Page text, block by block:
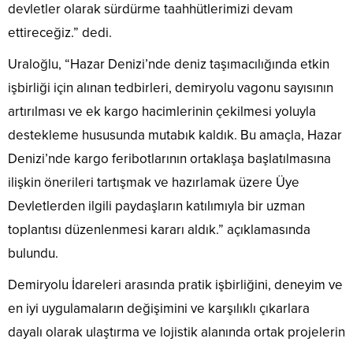
devletler olarak sürdürme taahhütlerimizi devam
ettireceğiz.” dedi.
Uraloğlu, “Hazar Denizi’nde deniz taşımacılığında etkin
işbirliği için alınan tedbirleri, demiryolu vagonu sayısının
artırılması ve ek kargo hacimlerinin çekilmesi yoluyla
destekleme hususunda mutabık kaldık. Bu amaçla, Hazar
Denizi’nde kargo feribotlarının ortaklaşa başlatılmasına
ilişkin önerileri tartışmak ve hazırlamak üzere Üye
Devletlerden ilgili paydaşların katılımıyla bir uzman
toplantısı düzenlenmesi kararı aldık.” açıklamasında
bulundu.
Demiryolu İdareleri arasında pratik işbirliğini, deneyim ve
en iyi uygulamaların değişimini ve karşılıklı çıkarlara
dayalı olarak ulaştırma ve lojistik alanında ortak projelerin